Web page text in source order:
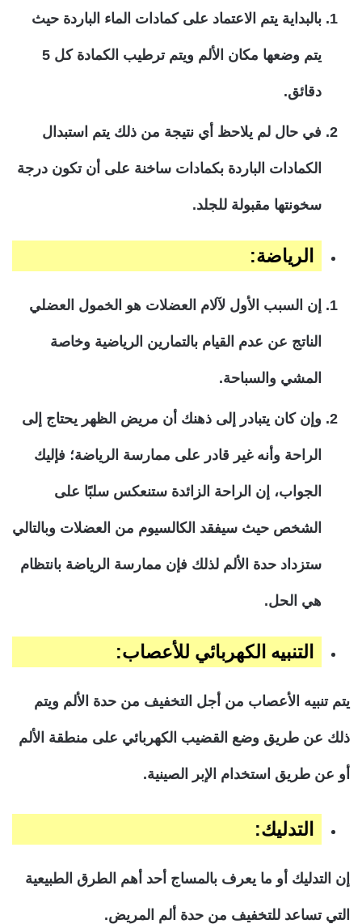
بالبداية يتم الاعتماد على كمادات الماء الباردة حيث
يتم وضعها مكان الألم ويتم ترطيب الكمادة كل 5
دقائق.
في حال لم يلاحظ أي نتيجة من ذلك يتم استبدال
الكمادات الباردة بكمادات ساخنة على أن تكون درجة
سخونتها مقبولة للجلد.
الرياضة:
إن السبب الأول لآلام العضلات هو الخمول العضلي
الناتج عن عدم القيام بالتمارين الرياضية وخاصة
المشي والسباحة.
وإن كان يتبادر إلى ذهنك أن مريض الظهر يحتاج إلى
الراحة وأنه غير قادر على ممارسة الرياضة؛ فإليك
الجواب، إن الراحة الزائدة ستنعكس سلبًا على
الشخص حيث سيفقد الكالسيوم من العضلات وبالتالي
ستزداد حدة الألم لذلك فإن ممارسة الرياضة بانتظام
هي الحل.
التنبيه الكهربائي للأعصاب:
يتم تنبيه الأعصاب من أجل التخفيف من حدة الألم ويتم
ذلك عن طريق وضع القضيب الكهربائي على منطقة الألم
أو عن طريق استخدام الإبر الصينية.
التدليك:
إن التدليك أو ما يعرف بالمساج أحد أهم الطرق الطبيعية
التي تساعد للتخفيف من حدة ألم المريض.